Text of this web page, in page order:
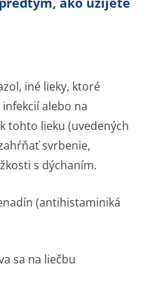
iné lieky, ktoré
alebo na
tohto lieku (uvedených
svrbenie,
s dýchaním.
(antihistaminiká
sa na liečbu